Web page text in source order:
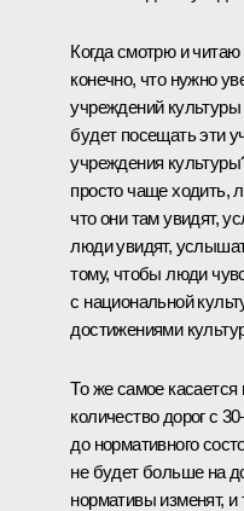
Когда смотрю и
конечно, что нужно
учреждений культуры
будет посещать эти
учреждения
просто чаще ходить,
что они там увидят,
люди увидят,
тому, чтобы люди
с национальной
достижениями
То же самое
количество дорог с
до нормативного
не будет больше на
нормативы изменят, и